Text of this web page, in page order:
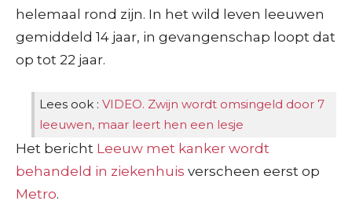
helemaal rond zijn. In het wild leven leeuwen
gemiddeld 14 jaar, in gevangenschap loopt dat
op tot 22 jaar.
Lees ook : VIDEO. Zwijn wordt omsingeld door 7
leeuwen, maar leert hen een lesje
Het bericht Leeuw met kanker wordt
behandeld in ziekenhuis verscheen eerst op
Metro.